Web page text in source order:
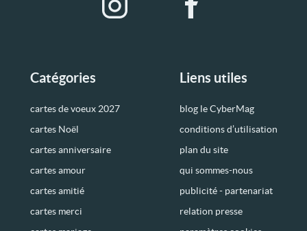
Catégories
cartes de voeux 2027
cartes Noël
cartes anniversaire
cartes amour
cartes amitié
cartes merci
Liens utiles
blog le CyberMag
conditions d’utilisation
plan du site
qui sommes-nous
publicité - partenariat
relation presse